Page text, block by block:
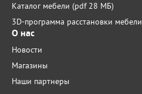
Каталог мебели (pdf 28 МБ)
3D-программа расстановки мебели
О нас
Новости
Магазины
Наши партнеры